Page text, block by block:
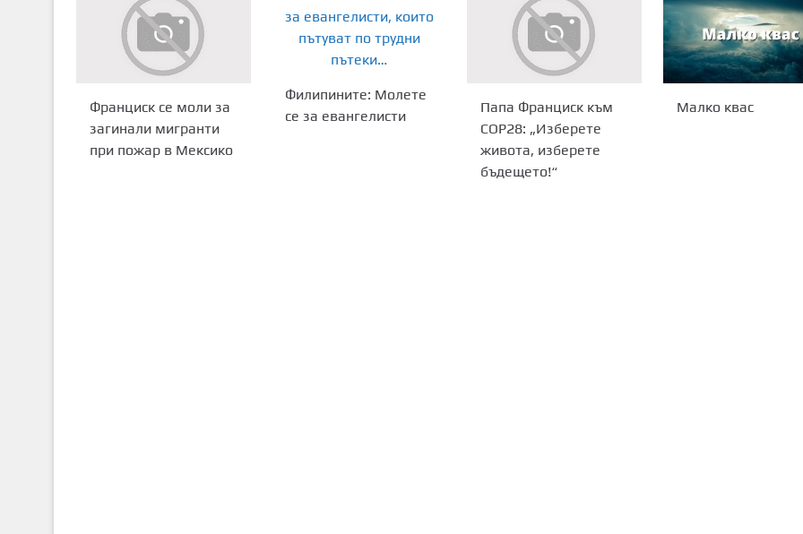
Франциск се моли за
загинали мигранти
при пожар в Мексико
Филипините: Молете
се за евангелисти
Папа Франциск към
COP28: „Изберете
живота, изберете
бъдещето!“
Малко квас